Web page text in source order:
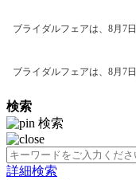
ブライダルフェアは、8月7
ブライダルフェアは、8月7
検索
検索
詳細検索